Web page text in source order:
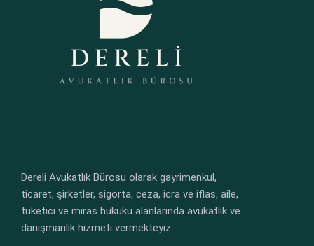
Dereli Avukatlık Bürosu olarak gayrimenkul,
ticaret, şirketler, sigorta, ceza, icra ve iflas, aile,
tüketici ve miras hukuku alanlarında avukatlık ve
danışmanlık hizmeti vermekteyiz